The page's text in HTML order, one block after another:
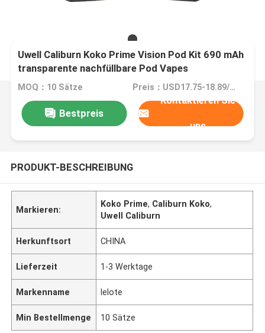
Uwell Caliburn Koko Prime Vision Pod Kit 690 mAh
transparente nachfüllbare Pod Vapes
MOQ：10 Sätze Preis：USD17.75-18.89/pc
Bestpreis
Kontaktieren Sie
uns
PRODUKT-BESCHREIBUNG
Markieren:
Koko Prime, Caliburn Koko,
Uwell Caliburn
Herkunftsort CHINA
Lieferzeit 1-3 Werktage
Markenname lelote
Min Bestellmenge 10 Sätze